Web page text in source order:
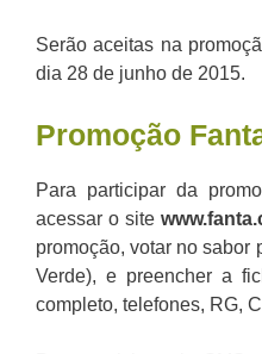
Serão aceitas na
dia 28 de junho de 2015.
Promoção
Para participar da
acessar o site
promoção, votar no sabor
Verde), e preencher a
completo, telefones, RG,